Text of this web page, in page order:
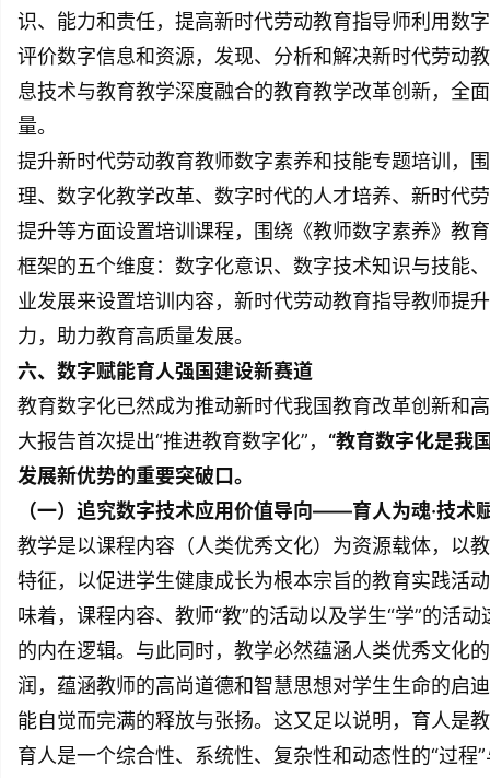
识、能力和责任，提高新时代劳动教育指导师利用数
评价数字信息和资源，发现、分析和解决新时代劳动
息技术与教育教学深度融合的教育教学改革创新，全
量。
提升新时代劳动教育教师数字素养和技能专题培训，
理、数字化教学改革、数字时代的人才培养、新时代
提升等方面设置培训课程，围绕《教师数字素养》教
框架的五个维度：数字化意识、数字技术知识与技能
业发展来设置培训内容，新时代劳动教育指导教师提
力，助力教育高质量发展。
六、数字赋能育人强国建设新赛道
教育数字化已然成为推动新时代我国教育改革创新和
大报告首次提出“推进教育数字化”， “教育数字化是我
发展新优势的重要突破口。
（一）追究数字技术应用价值导向——育人为魂·技术
教学是以课程内容（人类优秀文化）为资源载体，以
特征，以促进学生健康成长为根本宗旨的教育实践活
味着，课程内容、教师“教”的活动以及学生“学”的活
的内在逻辑。与此同时，教学必然蕴涵人类优秀文化
润，蕴涵教师的高尚道德和智慧思想对学生生命的启
能自觉而完满的释放与张扬。这又足以说明，育人是
育人是一个综合性、系统性、复杂性和动态性的“过程